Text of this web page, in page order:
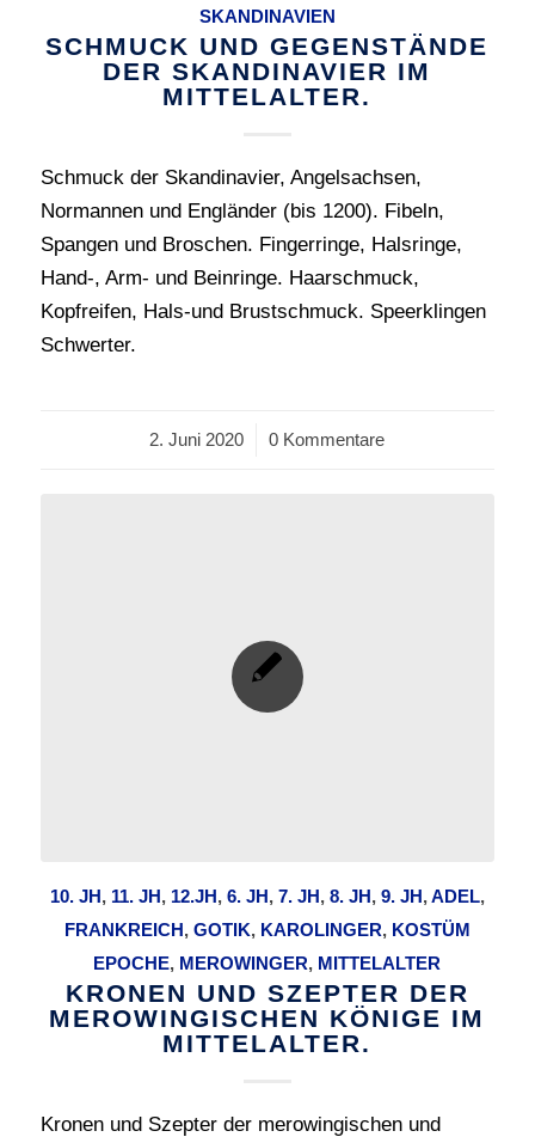
SKANDINAVIEN
SCHMUCK UND GEGENSTÄNDE
DER SKANDINAVIER IM
MITTELALTER.
Schmuck der Skandinavier, Angelsachsen,
Normannen und Engländer (bis 1200). Fibeln,
Spangen und Broschen. Fingerringe, Halsringe,
Hand-, Arm- und Beinringe. Haarschmuck,
Kopfreifen, Hals-und Brustschmuck. Speerklingen
Schwerter.
2. Juni 2020
/ 0 Kommentare
10. JH, 11. JH, 12.JH, 6. JH, 7. JH, 8. JH, 9. JH,ADEL,
FRANKREICH, GOTIK, KAROLINGER, KOSTÜM
EPOCHE, MEROWINGER, MITTELALTER
KRONEN UND SZEPTER DER
MEROWINGISCHEN KÖNIGE IM
MITTELALTER.
Kronen und Szepter der merowingischen und